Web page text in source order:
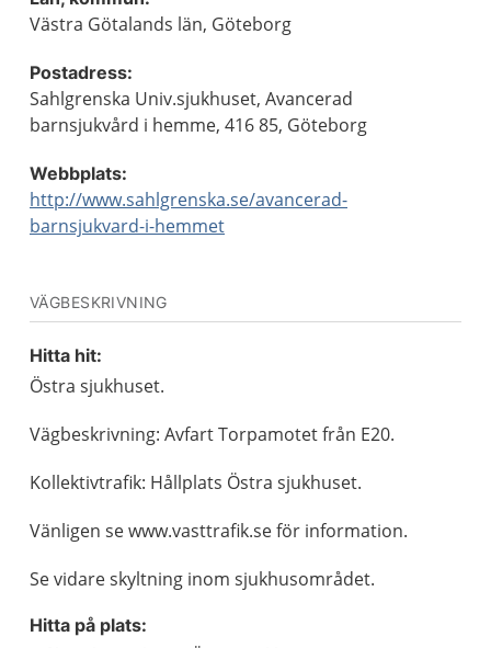
Västra Götalands län, Göteborg
Postadress:
Sahlgrenska Univ.sjukhuset, Avancerad
barnsjukvård i hemme, 416 85, Göteborg
Webbplats:
http://www.sahlgrenska.se/avancerad-
barnsjukvard-i-hemmet
VÄGBESKRIVNING
Hitta hit:
Östra sjukhuset.
Vägbeskrivning: Avfart Torpamotet från E20.
Kollektivtrafik: Hållplats Östra sjukhuset.
Vänligen se www.vasttrafik.se för information.
Se vidare skyltning inom sjukhusområdet.
Hitta på plats: